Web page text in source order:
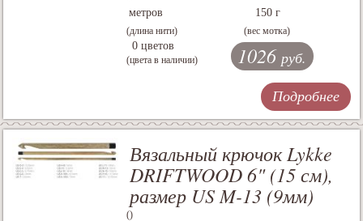
метров
(длина нити)
150 г
(вес мотка)
0 цветов
(цвета в наличии) 1026 руб.
Подробнее
Вязальный крючок Lykke
DRIFTWOOD 6" (15 см),
размер US M-13 (9мм)
()